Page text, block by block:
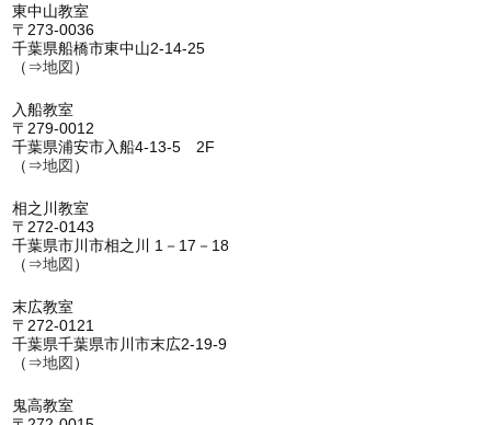
東中山教室
〒273-0036
千葉県船橋市東中山2-14-25
（⇒地図 ）
入船教室
〒279-0012
千葉県浦安市入船4-13-5 2F
（⇒地図 ）
相之川教室
〒272-0143
千葉県市川市相之川 1－17－18
（⇒地図 ）
末広教室
〒272-0121
千葉県千葉県市川市末広2-19-9
（⇒地図 ）
鬼高教室